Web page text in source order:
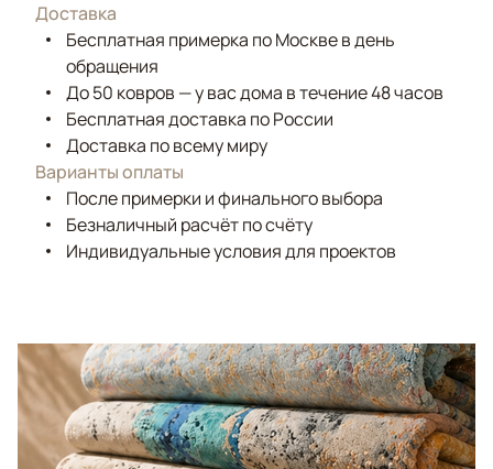
Доставка
Бесплатная примерка по Москве в день
обращения
До 50 ковров — у вас дома в течение 48 часов
Бесплатная доставка по России
Доставка по всему миру
Варианты оплаты
После примерки и финального выбора
Безналичный расчёт по счёту
Индивидуальные условия для проектов